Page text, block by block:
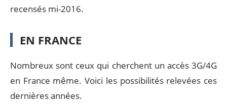
recensés mi-2016.
EN FRANCE
Nombreux sont ceux qui cherchent un accès 3G/4G
en France même. Voici les possibilités relevées ces
dernières années.